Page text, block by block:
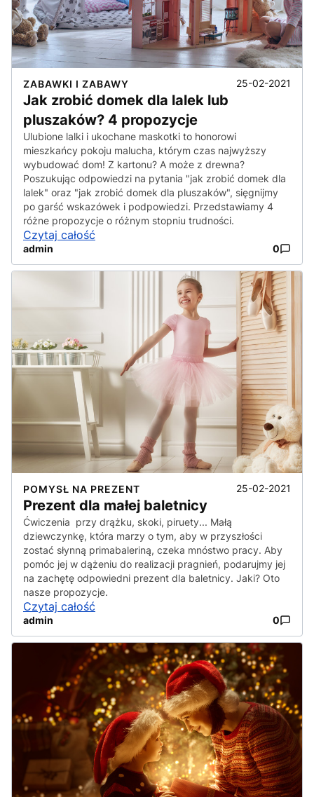
ZABAWKI I ZABAWY 25-02-2021
Jak zrobić domek dla lalek lub
pluszaków? 4 propozycje
Ulubione lalki i ukochane maskotki to honorowi
mieszkańcy pokoju malucha, którym czas najwyższy
wybudować dom! Z kartonu? A może z drewna?
Poszukując odpowiedzi na pytania "jak zrobić domek dla
lalek" oraz "jak zrobić domek dla pluszaków", sięgnijmy
po garść wskazówek i podpowiedzi. Przedstawiamy 4
różne propozycje o różnym stopniu trudności.
Czytaj całość
admin 0
POMYSŁ NA PREZENT 25-02-2021
Prezent dla małej baletnicy
Ćwiczenia przy drążku, skoki, piruety... Małą
dziewczynkę, która marzy o tym, aby w przyszłości
zostać słynną primabaleriną, czeka mnóstwo pracy. Aby
pomóc jej w dążeniu do realizacji pragnień, podarujmy jej
na zachętę odpowiedni prezent dla baletnicy. Jaki? Oto
nasze propozycje.
Czytaj całość
admin 0